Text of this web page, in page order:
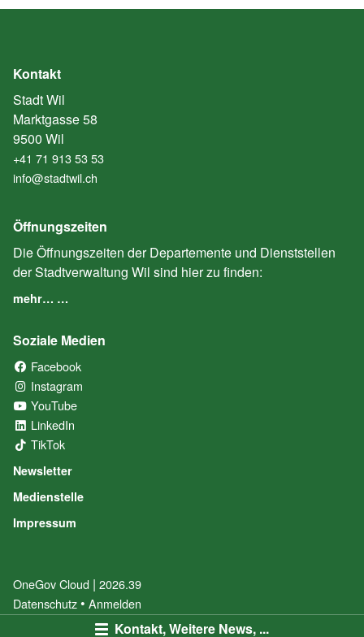
Kontakt, Weitere News, ...
Kontakt
Stadt Wil
Marktgasse 58
9500 Wil
+41 71 913 53 53
info@stadtwil.ch
Öffnungszeiten
Die Öffnungszeiten der Departemente und Dienststellen
der Stadtverwaltung Wil sind hier zu finden:
mehr… …
Soziale Medien
Facebook
Instagram
YouTube
LinkedIn
TikTok
Newsletter
Medienstelle
Impressum
OneGov Cloud (External Link)
| 2026.39
Datenschutz (External Link)
Anmelden